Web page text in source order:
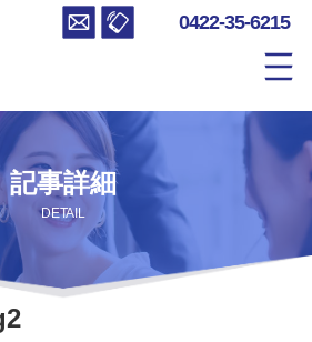
0422-35-6215
記事詳細
DETAIL